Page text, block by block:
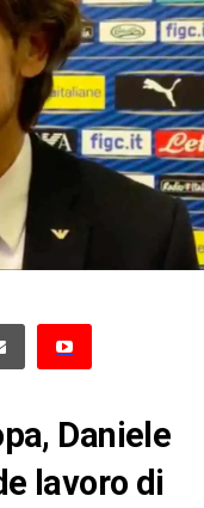
Daniele
lavoro di